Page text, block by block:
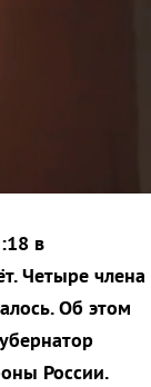
в
Четыре члена
Об этом
России.